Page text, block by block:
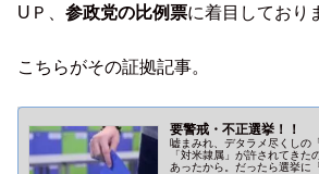
UＰ、 参政党の比例票に着目しており
こちらがその証拠記事。
要警戒・不正選挙！！
嘘まみれ、デタラメ尽くしの
「対米隷属」が許されてき
あったから。だったら選挙に